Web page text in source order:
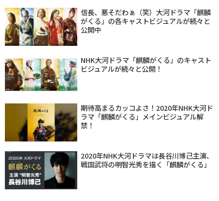
信長、悪そだわぁ（笑）大河ドラマ「麒麟
がくる」の各キャストビジュアルが続々と
公開中
NHK大河ドラマ「麒麟がくる」のキャスト
ビジュアルが続々と公開！
期待高まるカッコよさ！2020年NHK大河ド
ラマ「麒麟がくる」メインビジュアル解
禁！
2020年NHK大河ドラマは長谷川博己主演、
戦国武将の明智光秀を描く「麒麟がくる」